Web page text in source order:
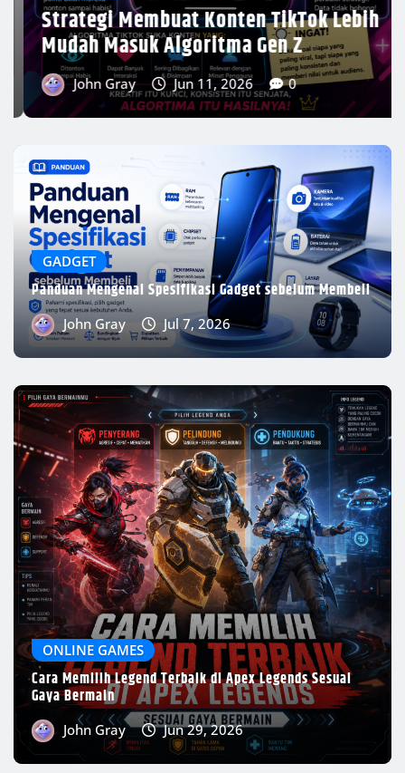
John Gray Jul 7, 2026
ONLINE GAMES
Cara Memilih Legend Terbaik di Apex Legends Sesuai
Gaya Bermain
John Gray Jun 29, 2026